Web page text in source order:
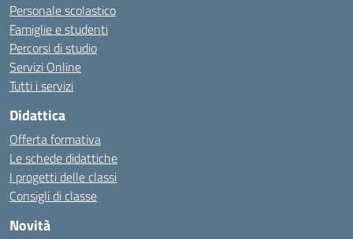
Personale scolastico
Famiglie e studenti
Percorsi di studio
Servizi Online
Tutti i servizi
Didattica
Offerta formativa
Le schede didattiche
I progetti delle classi
Consigli di classe
Novità